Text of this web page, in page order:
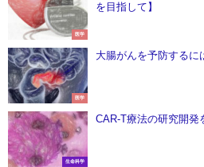
医学
を目指して】
医学
大腸がんを予防するに
生命科学
CAR-T療法の研究開発